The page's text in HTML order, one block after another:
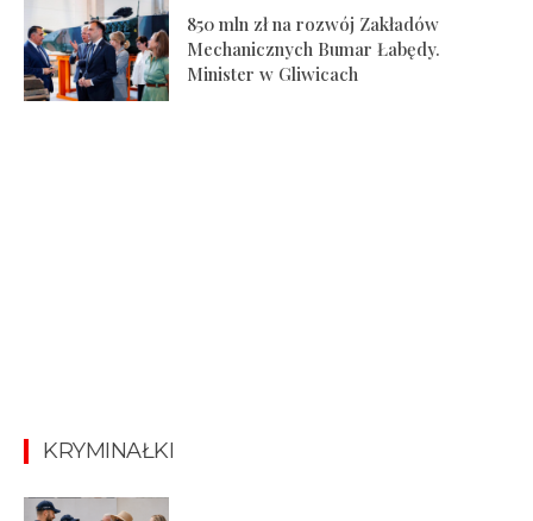
850 mln zł na rozwój Zakładów
Mechanicznych Bumar Łabędy.
Minister w Gliwicach
KRYMINAŁKI